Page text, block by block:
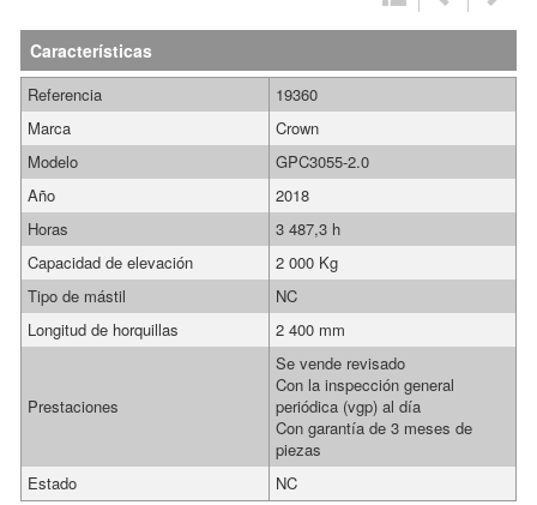
Características
Referencia
19360
Marca
Crown
Modelo
GPC3055-2.0
Año
2018
Horas
3 487,3 h
Capacidad de elevación
2 000 Kg
Tipo de mástil
NC
Longitud de horquillas
2 400 mm
Prestaciones
Se vende revisado
Con la inspección general
periódica (vgp) al día
Con garantía de 3 meses de
piezas
Estado
NC